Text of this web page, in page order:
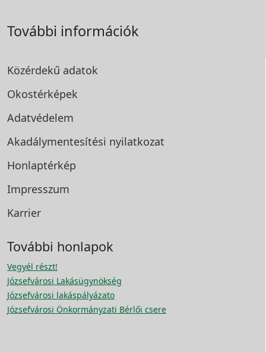
További információk
Közérdekű adatok
Okostérképek
Adatvédelem
Akadálymentesítési nyilatkozat
Honlaptérkép
Impresszum
Karrier
További honlapok
Vegyél részt!
Józsefvárosi Lakásügynökség
Józsefvárosi lakáspályázato
Józsefvárosi Önkormányzati Bérlői csere